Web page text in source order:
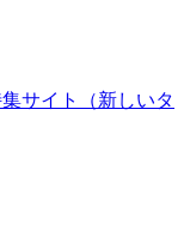
サイト
（新しいタ